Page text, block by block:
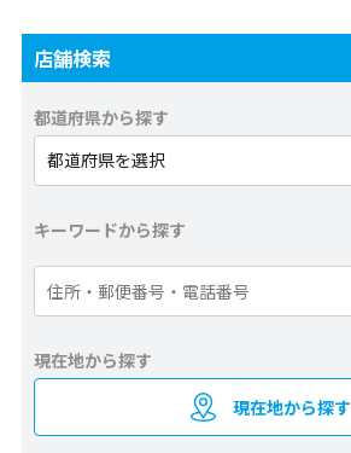
店舗検索
都道府県から探す
キーワードから探す
現在地から探す
現在地から探す